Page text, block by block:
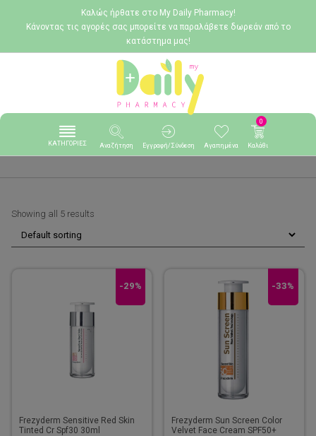
Καλώς ήρθατε στο My Daily Pharmacy!
Κάνοντας τις αγορές σας μπορείτε να παραλάβετε δωρεάν από το
κατάστημα μας!
ΚΑΤΗΓΟΡΙΕΣ Αναζήτηση Εγγραφή/Σύνδεση Αγαπημένα
0
Καλάθι
Showing all 5 results
-29%
Frezyderm Sensitive Red Skin
Tinted Cr Spf30 30ml
-33%
Frezyderm Sun Screen Color
Velvet Face Cream SPF50+